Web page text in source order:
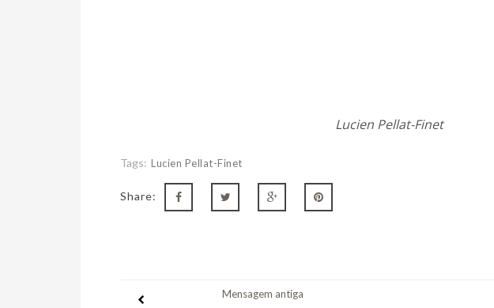
Lucien Pellat-Finet
Tags: Lucien Pellat-Finet
Share:
Mensagem antiga